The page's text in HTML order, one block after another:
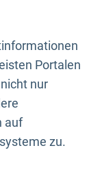
Portalen
nur
auf
zu.